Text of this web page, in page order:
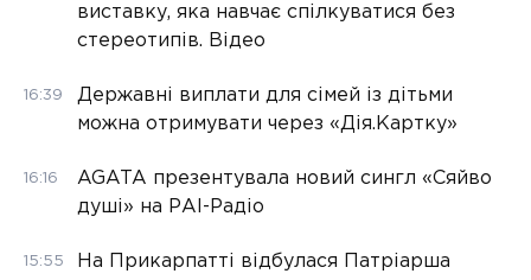
виставку, яка навчає спілкуватися без
стереотипів. Відео
16:39
Державні виплати для сімей із дітьми
можна отримувати через «Дія.Картку»
16:16
AGATA презентувала новий сингл «Сяйво
душі» на РАІ-Радіо
15:55
На Прикарпатті відбулася Патріарша